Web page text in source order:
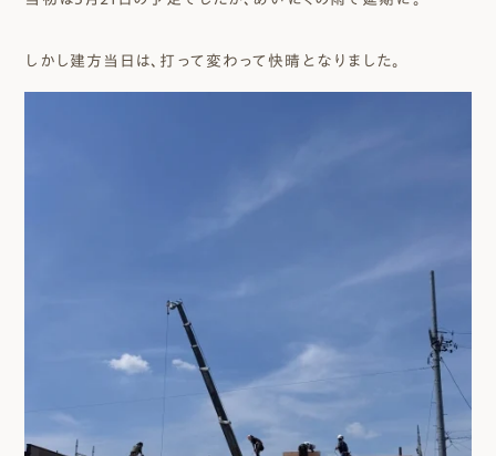
しかし建方当日は、打って変わって快晴となりました。